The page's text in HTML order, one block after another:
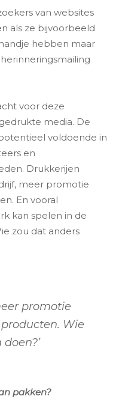
van websites
als ze bijvoorbeeld
hebben maar
voor deze
media. De
voldoende in
en
Drukkerijen
meer promotie
En vooral
kan spelen in de
zou dat anders
promotie
Wie
pakken?